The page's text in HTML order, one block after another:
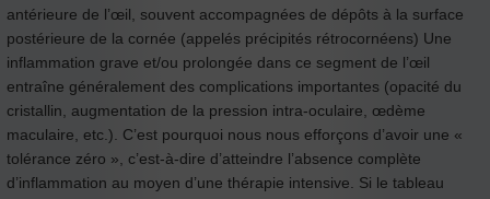
antérieure de l’œil, souvent accompagnées de dépôts à la surface
postérieure de la cornée (appelés précipités rétrocornéens) Une
inflammation grave et/ou prolongée dans ce segment de l’œil
entraîne généralement des complications importantes (opacité du
cristallin, augmentation de la pression intra-oculaire, œdème
maculaire, etc.). C’est pourquoi nous nous efforçons d’avoir une «
tolérance zéro », c’est-à-dire d’atteindre l’absence complète
d’inflammation au moyen d’une thérapie intensive. Si le tableau